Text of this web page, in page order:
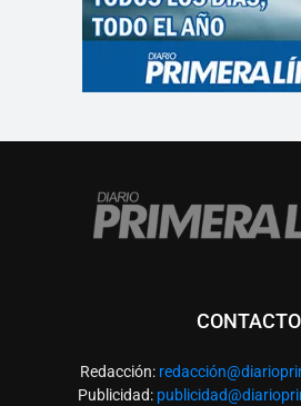
CONTACTO
Redacción: redacció
Publicidad: